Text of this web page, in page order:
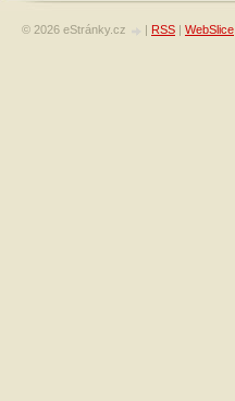
© 2026 eStránky.cz | RSS | WebSlice